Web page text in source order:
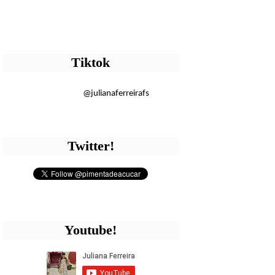
Tiktok
@julianaferreirafs
Twitter!
Youtube!